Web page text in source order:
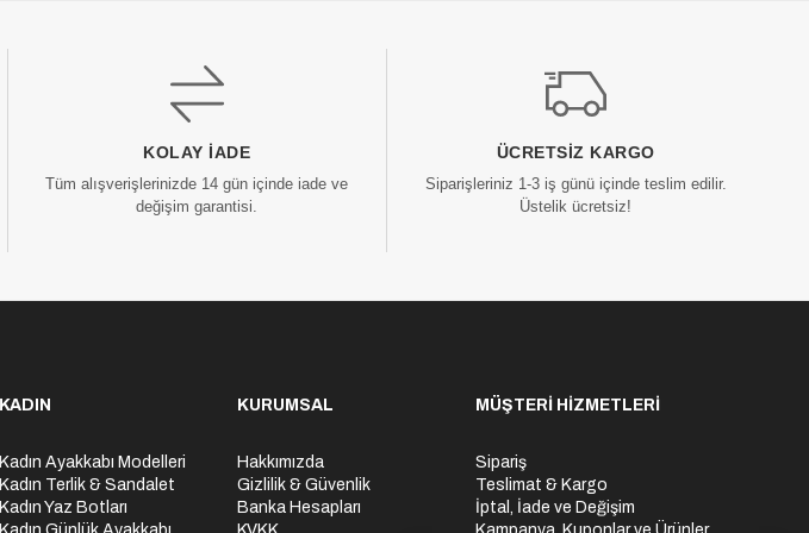
KOLAY İADE
Tüm alışverişlerinizde 14 gün içinde iade ve
değişim garantisi.
ÜCRETSIZ KARGO
Siparişleriniz 1-3 iş günü içinde teslim edilir.
Üstelik ücretsiz!
KADIN
Kadın Ayakkabı Modelleri
Kadın Terlik & Sandalet
Kadın Yaz Botları
KURUMSAL
Hakkımızda
Gizlilik & Güvenlik
Banka Hesapları
MÜŞTERİ HİZMETLERİ
Sipariş
Teslimat & Kargo
İptal, İade ve Değişim